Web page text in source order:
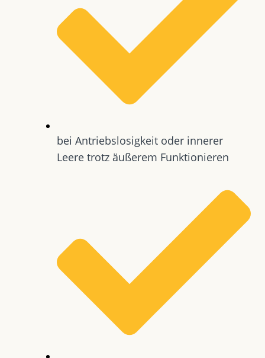
bei Antriebslosigkeit oder innerer
Leere trotz äußerem Funktionieren